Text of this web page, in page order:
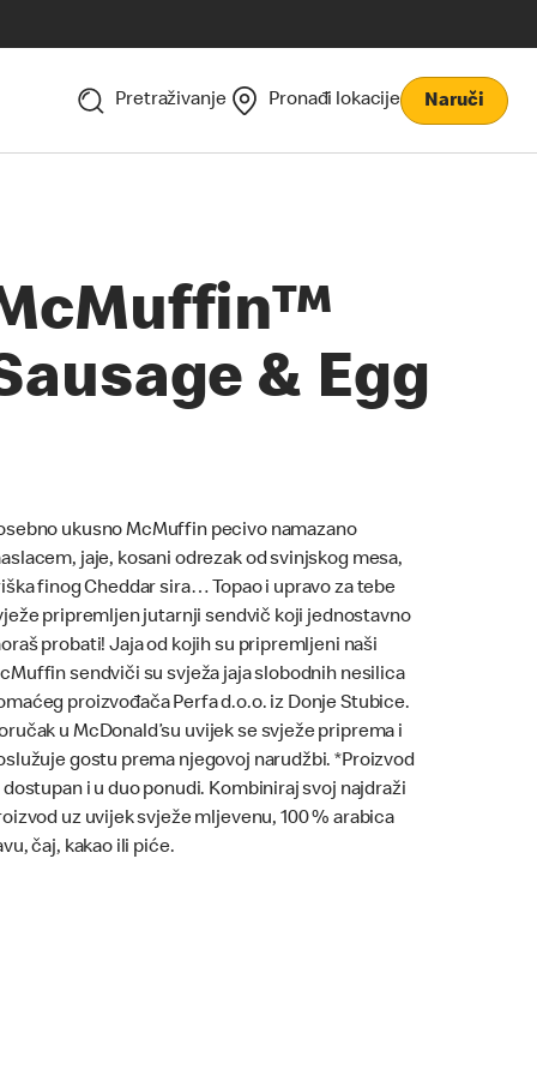
Pretraživanje Pronađi lokacije Naruči
& Egg
ukusno McMuffin pecivo namazano
jaje, kosani odrezak od svinjskog mesa,
finog Cheddar sira… Topao i upravo za tebe
pripremljen jutarnji sendvič koji jednostavno
probati! Jaja od kojih su pripremljeni naši
sendviči su svježa jaja slobodnih nesilica
proizvođača Perfa d.o.o. iz Donje Stubice.
u McDonald’su uvijek se svježe priprema i
gostu prema njegovoj narudžbi. *Proizvod
dostupan i u duo ponudi. Kombiniraj svoj najdraži
uz uvijek svježe mljevenu, 100 % arabica
čaj, kakao ili piće.